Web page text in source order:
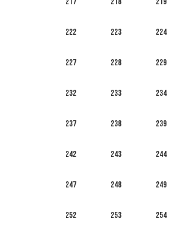
222 223 224
227 228 229
232 233 234
237 238 239
242 243 244
247 248 249
252 253 254